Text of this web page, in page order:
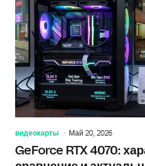
видеокарты Май 20, 2026
GeForce RTX 4070: